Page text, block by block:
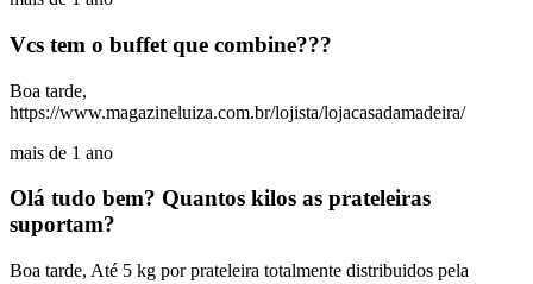
Vcs tem o buffet que combine???
Boa tarde,
https://www.magazineluiza.com.br/lojista/lojacasadamadeira/
mais de 1 ano
Olá tudo bem? Quantos kilos as prateleiras
suportam?
Boa tarde, Até 5 kg por prateleira totalmente distribuidos pela